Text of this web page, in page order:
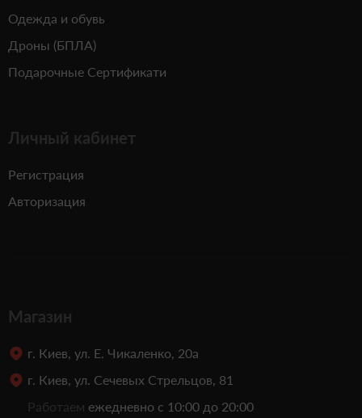
Одежда и обувь
Дроны (БПЛА)
Подарочные Сертификати
Личный кабинет
Регистрация
Авторизация
Магазин
г. Киев, ул. Е. Чикаленко, 20а
г. Киев, ул. Сечевых Стрельцов, 81
Работаем ежедневно с 10:00 до 20:00